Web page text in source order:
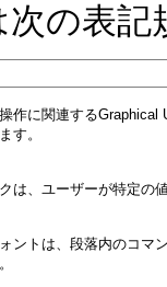
の表記
作に関連するGraphical
す。
は、ユーザーが特定の
ントは、段落内のコマ